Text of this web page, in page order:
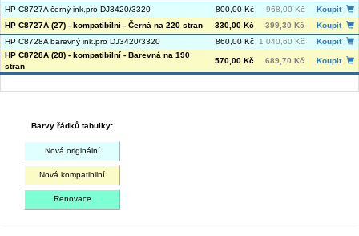
HP C8727A černý ink.pro DJ3420/3320 800,00 Kč 968,00 Kč
Koupit
HP C8727A (27) - kompatibilní - Černá na 220 stran
330,00 Kč 399,30 Kč
Koupit
HP C8728A barevný ink.pro DJ3420/3320
860,00 Kč 1 040,60 Kč
Koupit
HP C8728A (28) - kompatibilní - Barevná na 190
stran
570,00 Kč 689,70 Kč Koupit
Barvy řádků tabulky:
Nová originální
Nová kompatibilní
Renovace